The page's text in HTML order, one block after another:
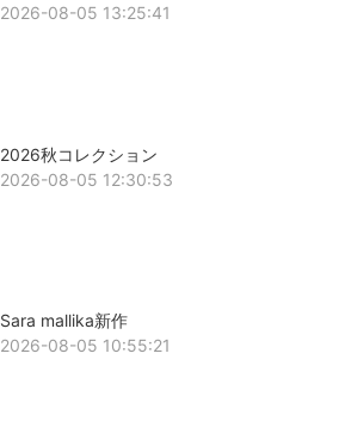
2026-08-05 13:25:41
2026秋コレクション
2026-08-05 12:30:53
Sara mallika新作
2026-08-05 10:55:21